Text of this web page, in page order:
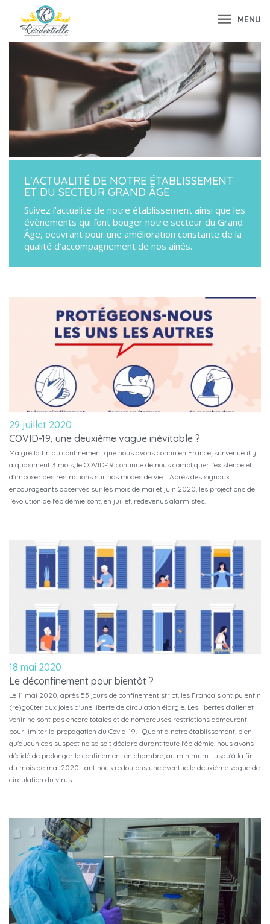
MENU
L'ACTUALITÉ DE NOTRE ÉTABLISSEMENT
ET DU SECTEUR GRAND ÂGE
Suivez l'actualité de notre établissement ainsi que les
évènements qui font bouger notre secteur du Grand
Âge, oeuvrant pour une amélioration constante de la
qualité d'accompagnement de nos aînés.
29 juillet 2020
COVID-19, une deuxième vague inévitable ?
Malgré la fin du confinement que nous avons connu en France, survenue il y
a quasiment 3 mois, le COVID-19 continue de nous compliquer l'existence et
d'imposer des restrictions sur nos modes de vie. Après des signaux
encourageants observés sur les mois de mai et juin 2020, les projections de
l'évolution de l'épidémie sont, en juillet, redevenus alarmistes.
18 mai 2020
Le déconfinement pour bientôt ?
Le 11 mai 2020, après 55 jours de confinement strict, les Français ont pu enfin
(re)goûter aux joies d'une liberté de circulation élargie. Les libertés d'aller et
venir ne sont pas encore totales et de nombreuses restrictions demeurent
pour limiter la propagation du Covid-19. Quant à notre établissement, bien
qu'aucun cas suspect ne se soit déclaré durant toute l'épidémie, nous avons
décidé de prolonger le confinement en chambre, au minimum jusqu'à la fin
du mois de mai 2020, tant nous redoutons une éventuelle deuxième vague de
circulation du virus.